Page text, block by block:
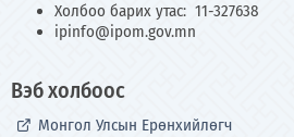
Холбоо барих утас: 11-327638
ipinfo@ipom.gov.mn
Вэб холбоос
Монгол Улсын Ерөнхийлөгч